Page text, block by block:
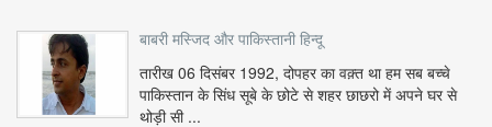
बाबरी मस्जिद और पाकिस्तानी हिन्दू
तारीख 06 दिसंबर 1992, दोपहर का वक़्त था हम सब बच्चे
पाकिस्तान के सिंध सूबे के छोटे से शहर छाछरो में अपने घर से
थोड़ी सी ...